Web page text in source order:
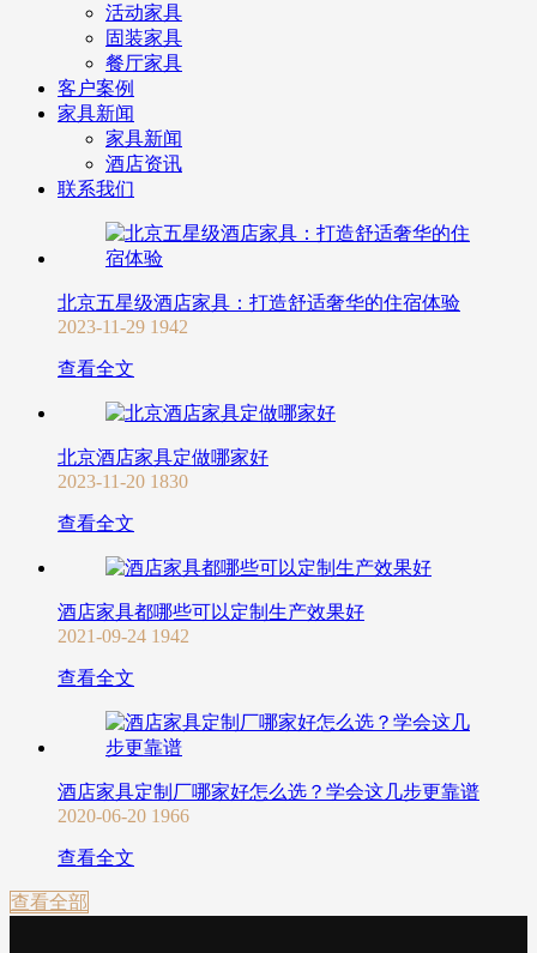
活动家具
固装家具
餐厅家具
客户案例
家具新闻
家具新闻
酒店资讯
联系我们
北京五星级酒店家具：打造舒适奢华的住宿体验
2023-11-29 1942
查看全文
北京酒店家具定做哪家好
2023-11-20 1830
查看全文
酒店家具都哪些可以定制生产效果好
2021-09-24 1942
查看全文
酒店家具定制厂哪家好怎么选？学会这几步更靠谱
2020-06-20 1966
查看全文
查看全部